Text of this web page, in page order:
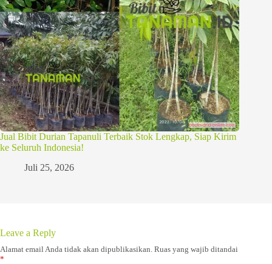
Jual Bibit Durian Tapanuli Terbaik Stok Lengkap, Siap Kirim
ke Seluruh Indonesia!
Juli 25, 2026
Leave a Reply
Alamat email Anda tidak akan dipublikasikan. Ruas yang wajib ditandai
*